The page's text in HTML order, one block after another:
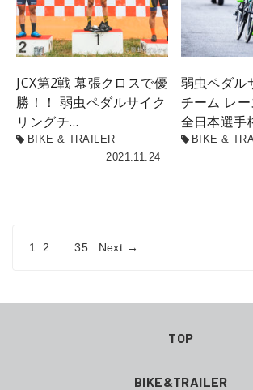
投
1 2 35 Next →
JCX第2戦 幕張クロスで優
勝！！ 弱虫ペダルサイク
リングチ…
BIKE & TRAILER
2021.11.24
弱虫ペダル
チーム レ
全日本選手
BIKE &
TOP
BIKE&TRAILER